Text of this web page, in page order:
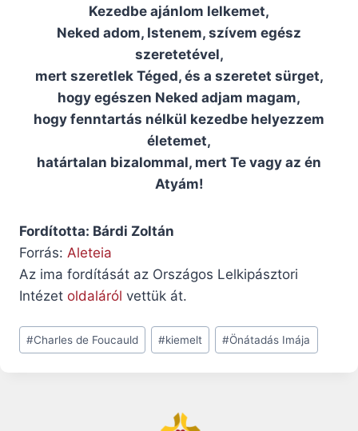
Kezedbe ajánlom lelkemet,
Neked adom, Istenem, szívem egész
szeretetével,
mert szeretlek Téged, és a szeretet sürget,
hogy egészen Neked adjam magam,
hogy fenntartás nélkül kezedbe helyezzem
életemet,
határtalan bizalommal, mert Te vagy az én
Atyám!
Fordította: Bárdi Zoltán
Forrás: Aleteia
Az ima fordítását az Országos Lelkipásztori
Intézet oldaláról vettük át.
Post
Tags:
#Charles de Foucauld #kiemelt #Önátadás Imája